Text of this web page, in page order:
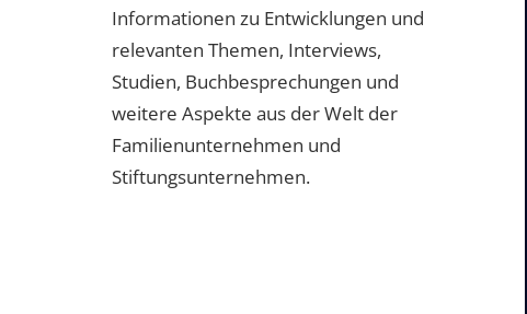
Informationen zu Entwicklungen und
relevanten Themen, Interviews,
Studien, Buchbesprechungen und
weitere Aspekte aus der Welt der
Familienunternehmen und
Stiftungsunternehmen.